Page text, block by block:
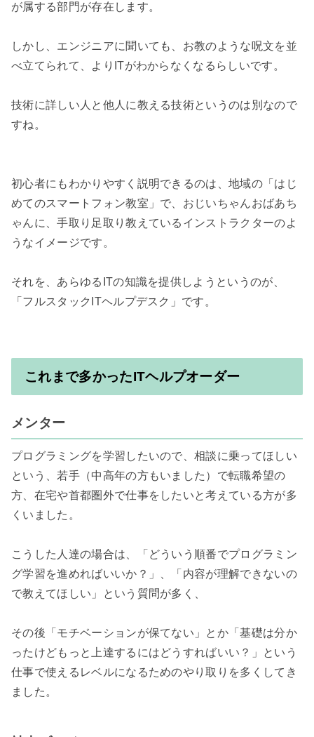
が属する部門が存在します。
しかし、エンジニアに聞いても、お教のような呪文を並
べ立てられて、よりITがわからなくなるらしいです。
技術に詳しい人と他人に教える技術というのは別なので
すね。
初心者にもわかりやすく説明できるのは、地域の「はじ
めてのスマートフォン教室」で、おじいちゃんおばあち
ゃんに、手取り足取り教えているインストラクターのよ
うなイメージです。
それを、あらゆるITの知識を提供しようというのが、
「フルスタックITヘルプデスク」です。
これまで多かったITヘルプオーダー
メンター
プログラミングを学習したいので、相談に乗ってほしい
という、若手（中高年の方もいました）で転職希望の
方、在宅や首都圏外で仕事をしたいと考えている方が多
くいました。
こうした人達の場合は、「どういう順番でプログラミン
グ学習を進めればいいか？」、「内容が理解できないの
で教えてほしい」という質問が多く、
その後「モチベーションが保てない」とか「基礎は分か
ったけどもっと上達するにはどうすればいい？」という
仕事で使えるレベルになるためのやり取りを多くしてき
ました。